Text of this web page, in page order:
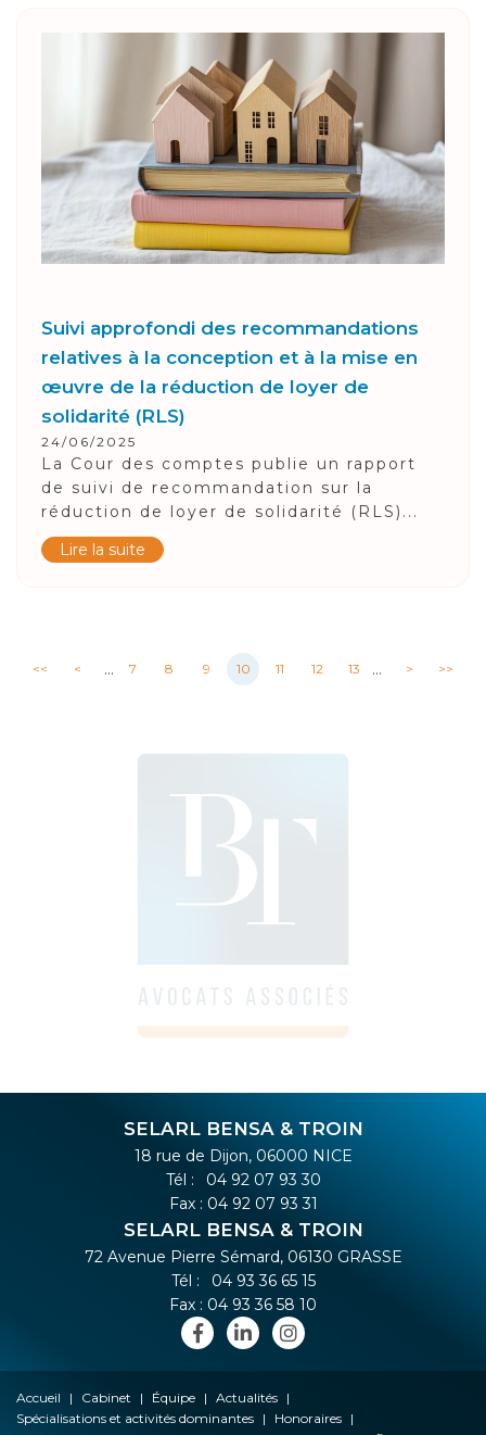
Suivi approfondi des recommandations
relatives à la conception et à la mise en
œuvre de la réduction de loyer de
solidarité (RLS)
24/06/2025
La Cour des comptes publie un rapport
de suivi de recommandation sur la
réduction de loyer de solidarité (RLS)...
Lire la suite
<< < ... 7 8 9 10 11 12 13 ... > >>
SELARL BENSA & TROIN
18 rue de Dijon, 06000 NICE
Tél :
04 92 07 93 30
Fax : 04 92 07 93 31
SELARL BENSA & TROIN
72 Avenue Pierre Sémard, 06130 GRASSE
Tél :
04 93 36 65 15
Fax : 04 93 36 58 10
Accueil Cabinet Équipe
Actualités
Spécialisations et activités dominantes
Honoraires